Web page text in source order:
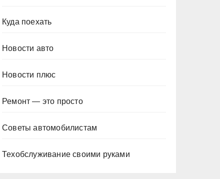
Куда поехать
Новости авто
Новости плюс
Ремонт — это просто
Советы автомобилистам
Техобслуживание своими руками